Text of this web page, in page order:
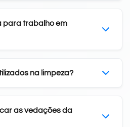
para trabalho em
na limpeza?
as vedações da